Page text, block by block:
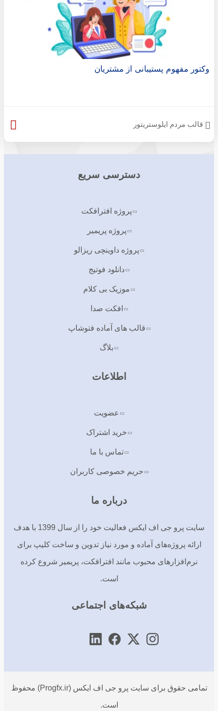
وکتور مفهوم پستیبانی از مشتریان
قالب مردم ایلوستریتور
دسترسی سریع
پروژه افترافکت
پروژه پریمیر
پروژه داوینچی ریزالو
دانلود فوتیج
موزیک بی کلام
افکت صدا
قالب های آماده فتوشاپ
بلاگ
اطلاعات
عضویت
خرید اشتراک
تماس با ما
حریم خصوصی کاربران
درباره ما
سایت پرو جی اف ایکس فعالیت خود را از سال 1399 با هدف
ارائه پروژه‌های آماده و مورد نیاز تدوین و ساخت کلیپ برای
نرم‌افزارهای محبوب مانند افترافکت، پریمیر شروع کرده
است.
شبکه‌های اجتماعی
تمامی حقوق برای سایت پرو جی اف ایکس (Progfx.ir) محفوظ
است.